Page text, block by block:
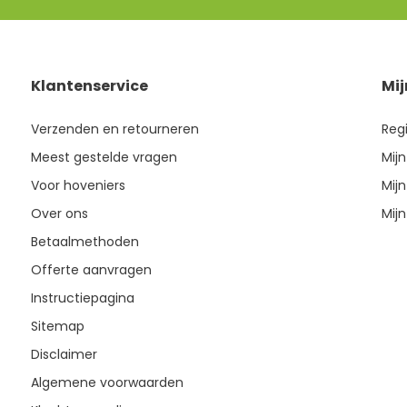
Klantenservice
Verzenden en retourneren
Meest gestelde vragen
Voor hoveniers
Over ons
Betaalmethoden
Offerte aanvragen
Instructiepagina
Sitemap
Disclaimer
Algemene voorwaarden